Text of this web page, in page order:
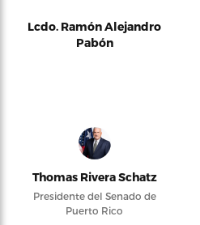
Lcdo. Ramón Alejandro
Pabón
Thomas Rivera Schatz
Presidente del Senado de
Puerto Rico